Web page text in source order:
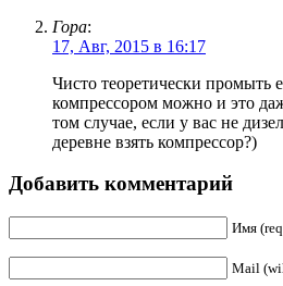
Гора:
17, Авг, 2015 в 16:17
Чисто теоретически промыть
компрессором можно и это
том случае, если у вас не
деревне взять компрессор?)
Добавить комментарий
Имя
Mail